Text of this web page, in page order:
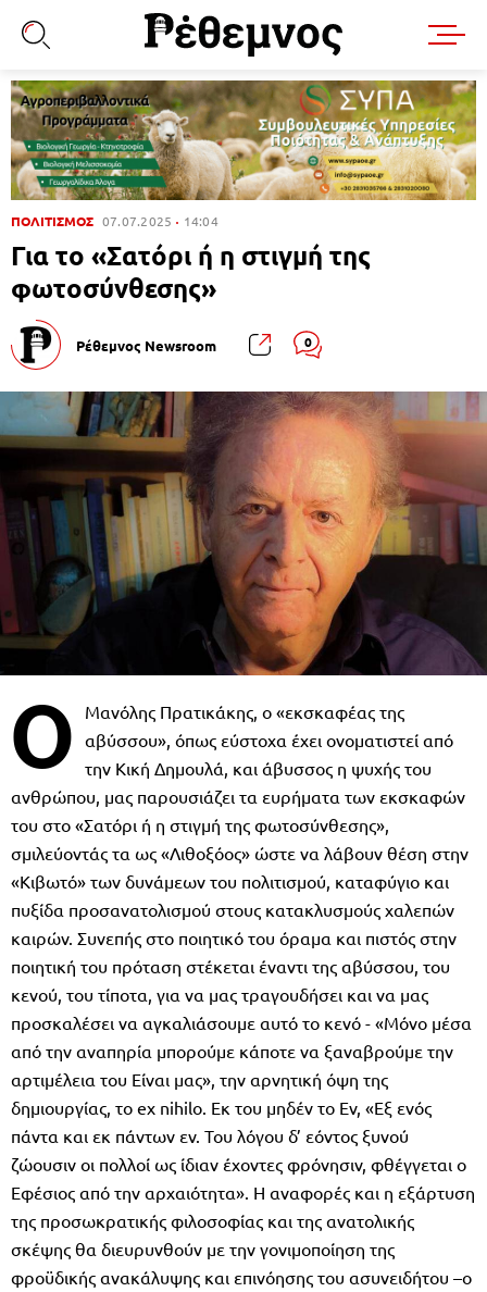
ΠΟΛΙΤΙΣΜΟΣ 07.07.2025 14:04
Για το «Σατόρι ή η στιγμή της
φωτοσύνθεσης»
Ρέθεμνος Newsroom 0
Ο
Μανόλης Πρατικάκης, ο «εκσκαφέας της
αβύσσου», όπως εύστοχα έχει ονοματιστεί από
την Κική Δημουλά, και άβυσσος η ψυχής του
ανθρώπου, μας παρουσιάζει τα ευρήματα των εκσκαφών
του στο «Σατόρι ή η στιγμή της φωτοσύνθεσης»,
σμιλεύοντάς τα ως «Λιθοξόος» ώστε να λάβουν θέση στην
«Κιβωτό» των δυνάμεων του πολιτισμού, καταφύγιο και
πυξίδα προσανατολισμού στους κατακλυσμούς χαλεπών
καιρών. Συνεπής στο ποιητικό του όραμα και πιστός στην
ποιητική του πρόταση στέκεται έναντι της αβύσσου, του
κενού, του τίποτα, για να μας τραγουδήσει και να μας
προσκαλέσει να αγκαλιάσουμε αυτό το κενό - «Μόνο μέσα
από την αναπηρία μπορούμε κάποτε να ξαναβρούμε την
αρτιμέλεια του Είναι μας», την αρνητική όψη της
δημιουργίας, το ex nihilo. Εκ του μηδέν το Εν, «Εξ ενός
πάντα και εκ πάντων εν. Του λόγου δ’ εόντος ξυνού
ζώουσιν οι πολλοί ως ίδιαν έχοντες φρόνησιν, φθέγγεται ο
Εφέσιος από την αρχαιότητα». Η αναφορές και η εξάρτυση
της προσωκρατικής φιλοσοφίας και της ανατολικής
σκέψης θα διευρυνθούν με την γονιμοποίηση της
φροϋδικής ανακάλυψης και επινόησης του ασυνειδήτου –ο